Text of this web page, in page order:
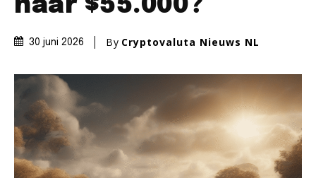
naar $55.000?
30 juni 2026 By Cryptovaluta Nieuws NL